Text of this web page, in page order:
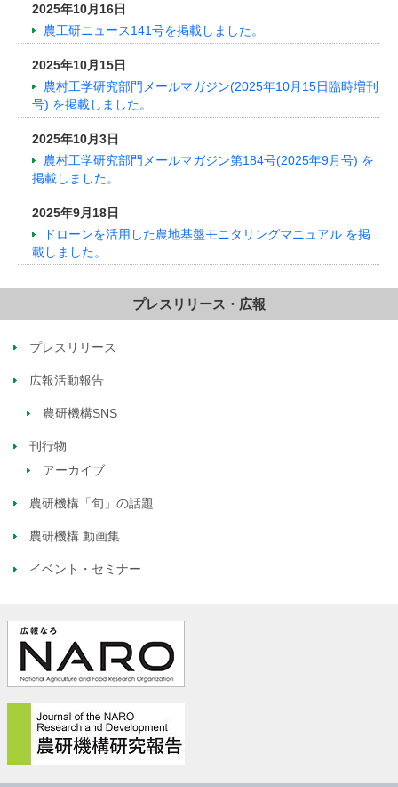
2025年10月16日
農工研ニュース141号を掲載しました。
2025年10月15日
農村工学研究部門メールマガジン(2025年10月15日臨時増刊
号) を掲載しました。
2025年10月3日
農村工学研究部門メールマガジン第184号(2025年9月号) を
掲載しました。
2025年9月18日
ドローンを活用した農地基盤モニタリングマニュアル を掲
載しました。
プレスリリース・広報
プレスリリース
広報活動報告
農研機構SNS
刊行物
アーカイブ
農研機構「旬」の話題
農研機構 動画集
イベント・セミナー